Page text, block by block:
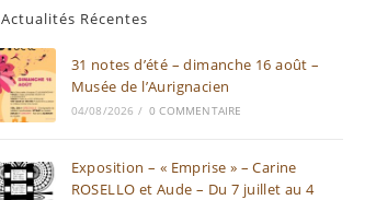
Actualités Récentes
31 notes d’été – dimanche 16 août –
Musée de l’Aurignacien
04/08/2026 / 0 COMMENTAIRE
Exposition – « Emprise » – Carine
ROSELLO et Aude – Du 7 juillet au 4